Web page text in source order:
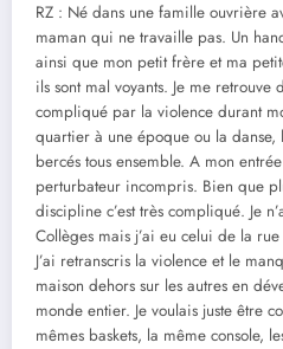
RZ : Né dans une famille ouvrière
maman qui ne travaille pas. Un
ainsi que mon petit frère et ma
ils sont mal voyants. Je me
compliqué par la violence durant
quartier à une époque ou la danse,
bercés tous ensemble. A mon
perturbateur incompris. Bien que
discipline c’est très compliqué. Je
Collèges mais j’ai eu celui de la
J’ai retranscris la violence et le
maison dehors sur les autres en
monde entier. Je voulais juste être
mêmes baskets, la même console,